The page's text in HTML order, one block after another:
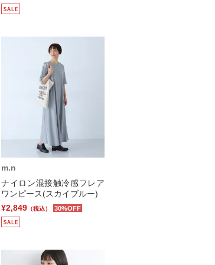
m.n
ナイロン混接触冷感フレア
ワンピース(スカイブルー)
¥2,849 （税込） 30%OFF